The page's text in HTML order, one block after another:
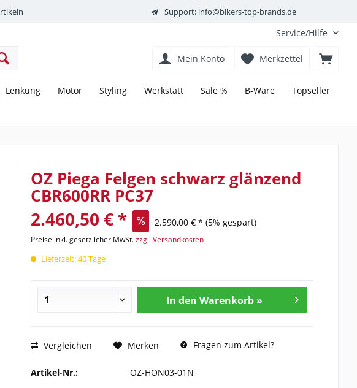
Support: info@bikers-top-brands.de
Service/Hilfe
Merkzettel
Mein Konto
Lenkung Motor Styling Werkstatt Sale % B-Ware Topseller
OZ Piega Felgen schwarz glänzend
CBR600RR PC37
2.460,50 € * 2.590,00 € * (5% gespart)
Preise inkl. gesetzlicher MwSt.zzgl. Versandkosten
Lieferzeit: 40 Tage
In den Warenkorb »
Vergleichen Merken Fragen zum Artikel?
Artikel-Nr.: OZ-HON03-01N